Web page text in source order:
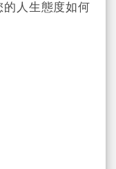
人生態度如何